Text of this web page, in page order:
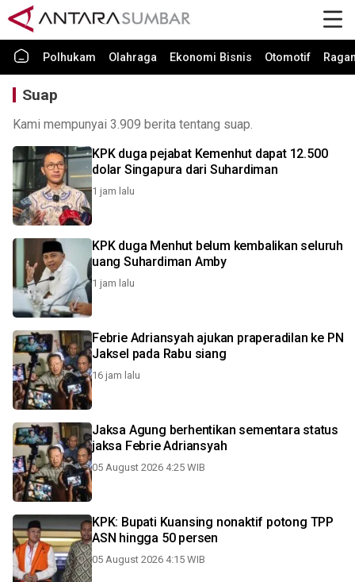
Polhukam Olahraga Ekonomi Bisnis Otomotif
Suap
Kami mempunyai 3.909 berita tentang suap.
KPK duga pejabat Kemenhut dapat 12.500
dolar Singapura dari Suhardiman
1 jam lalu
KPK duga Menhut belum kembalikan seluruh
uang Suhardiman Amby
1 jam lalu
Febrie Adriansyah ajukan praperadilan ke PN
Jaksel pada Rabu siang
16 jam lalu
Jaksa Agung berhentikan sementara status
jaksa Febrie Adriansyah
05 August 2026 4:25 WIB
KPK: Bupati Kuansing nonaktif potong TPP
ASN hingga 50 persen
05 August 2026 4:15 WIB